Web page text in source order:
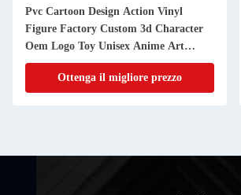
Pvc Cartoon Design Action Vinyl
Figure Factory Custom 3d Character
Oem Logo Toy Unisex Anime Art
Animal Themed Pvc
Ottenga il migliore prezzo